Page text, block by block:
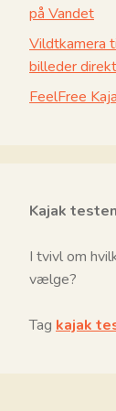
på Vandet
Vildtkamera
billeder
FeelFree
Kajak testen
I tvivl om
vælge?
Tag kajak